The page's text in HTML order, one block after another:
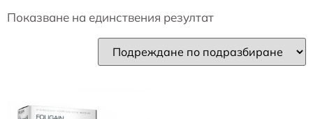
Показване на единствения резултат